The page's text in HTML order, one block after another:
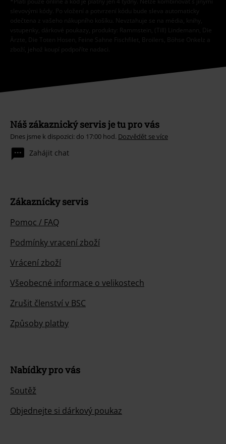
slevovými kódy. Po vložení a potvrzení kódu bude sleva automaticky
odečtena z vašeho nákupního košíku. Nevztahuje se na média, knihy,
vstupenky, dárkové poukazy, produkty: Rammstein, (Till) Lindemann, Die
Ärzte, Die Toten Hosen, Feine Sahne Fischfilet, Broilers, Böhse Onkelz a
zboží, jehož koupí podpoříte nadaci.
Náš zákaznický servis je tu pro vás
Dnes jsme k dispozici: do 17:00 hod. Dozvědět se více
Zahájit chat
Zákaznícky servis
Pomoc / FAQ
Podmínky vracení zboží
Vrácení zboží
Všeobecné informace o velikostech
Zrušit členství v BSC
Způsoby platby
Nabídky pro vás
Soutěž
Objednejte si dárkový poukaz